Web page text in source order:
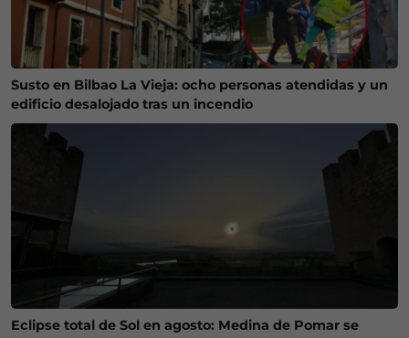
Susto en Bilbao La Vieja: ocho personas atendidas y un
edificio desalojado tras un incendio
Eclipse total de Sol en agosto: Medina de Pomar se